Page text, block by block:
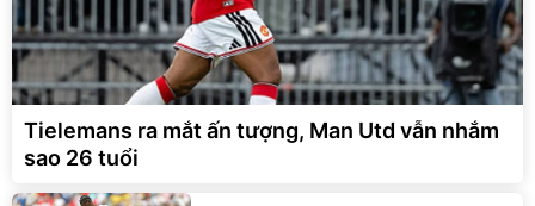
Tielemans ra mắt ấn tượng, Man Utd vẫn nhắm
sao 26 tuổi